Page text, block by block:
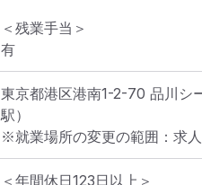
＜残業手当＞
有
東京都港区港南1-2-70 品川シ
駅）
※就業場所の変更の範囲：求
＜年間休日123日以上＞